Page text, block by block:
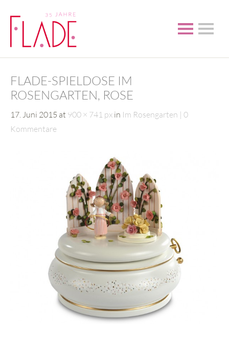
FLADE-SPIELDOSE IM
ROSENGARTEN, ROSE
17. Juni 2015 at 900 × 741 px in Im Rosengarten 0
Kommentare